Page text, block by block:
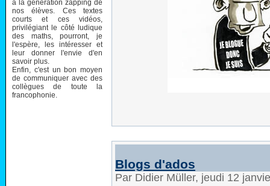
à la génération zapping de
nos élèves. Ces textes
courts et ces vidéos,
privilégiant le côté ludique
des maths, pourront, je
l'espère, les intéresser et
leur donner l'envie d'en
savoir plus.
Enfin, c'est un bon moyen
de communiquer avec des
collègues de toute la
francophonie.
Blogs d'ados
Par Didier Müller, jeudi 12